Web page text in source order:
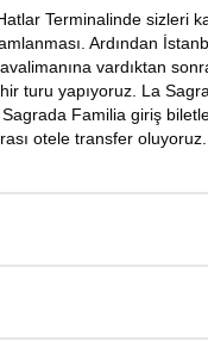
Terminalinde sizleri
Ardından
vardıktan
turu yapıyoruz. La
Sagrada Familia giriş
otele transfer
sokaklarında